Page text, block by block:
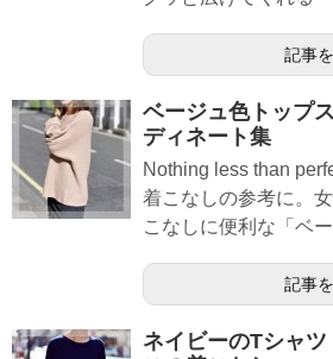
記事
ベージュ色トップ
ディネート集
Nothing less than
着こなしの参考に。
こなしに便利な「ベ
記事
ネイビーのTシャ